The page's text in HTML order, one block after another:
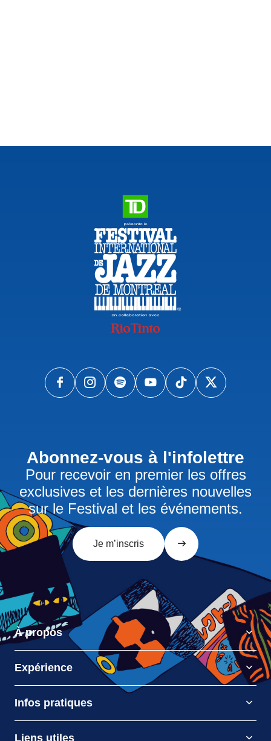
Abonnez-vous à l'infolettre
Pour recevoir en premier les offres
exclusives et les dernières nouvelles
sur le Festival et les événements.
Je m’inscris
À propos
Expérience
Infos pratiques
Liens utiles